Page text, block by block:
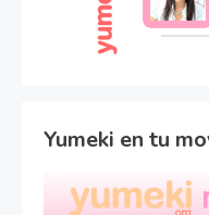
Yumeki en tu